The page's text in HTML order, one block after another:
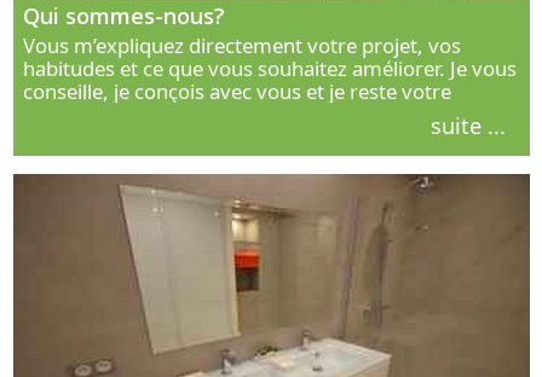
Qui sommes-nous?
Vous m’expliquez directement votre projet, vos
habitudes et ce que vous souhaitez améliorer. Je vous
conseille, je conçois avec vous et je reste votre
interlocuteur principal. Découvrez ma façon de vous
suite ...